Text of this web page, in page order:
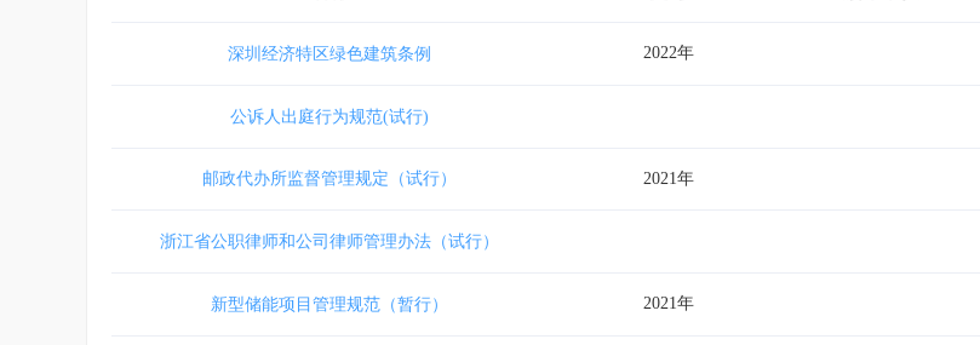
深圳经济特区绿色建筑条例 2022年
公诉人出庭行为规范(试行)
邮政代办所监督管理规定（试行） 2021年
浙江省公职律师和公司律师管理办法（试行）
新型储能项目管理规范（暂行） 2021年